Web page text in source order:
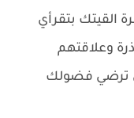
القيتك بتقرأي
وعلاقتهم
ترضي فضولك